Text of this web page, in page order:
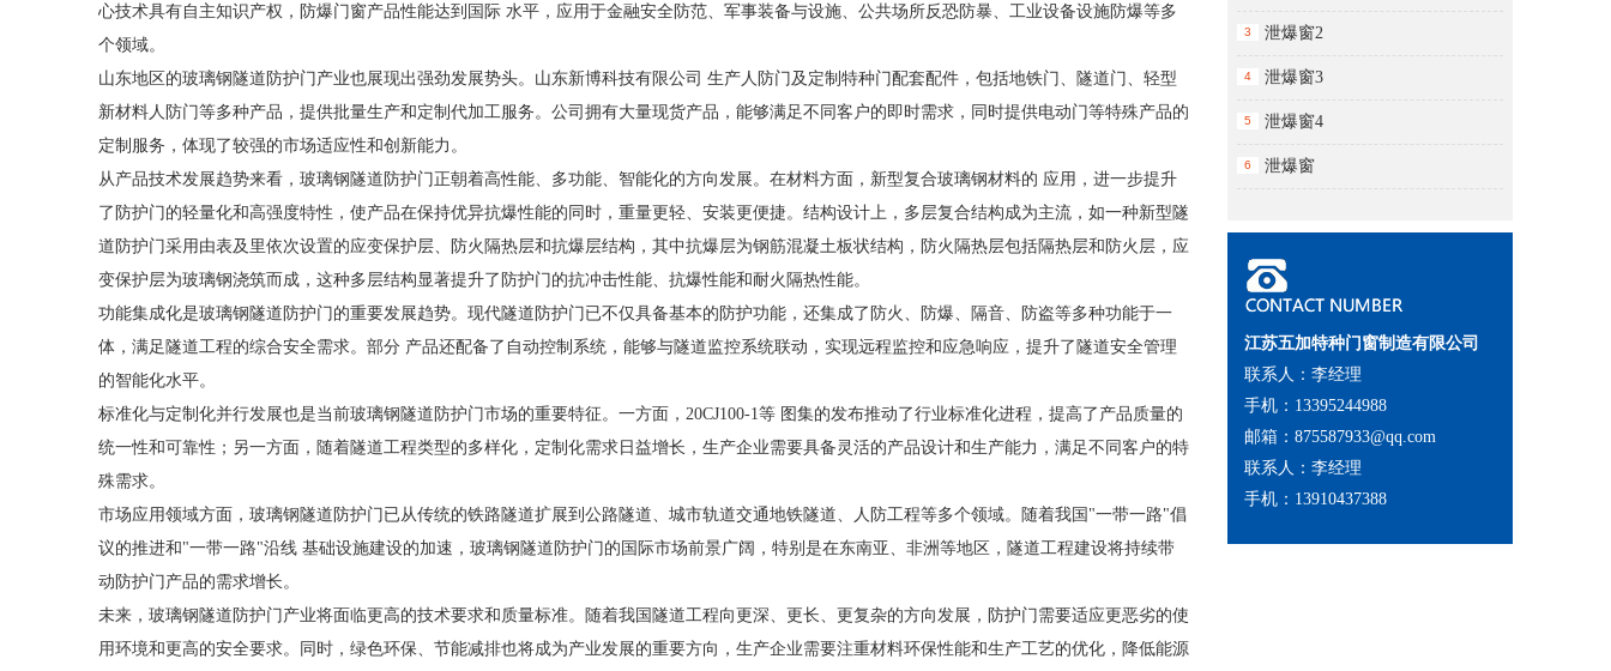
心技术具有自主知识产权，防爆门窗产品性能达到国际 水平，应用于金融安全防范、军事装备与设施、公共场所反恐防暴、工业设备设施防爆等多
个领域。
山东地区的玻璃钢隧道防护门产业也展现出强劲发展势头。山东新博科技有限公司 生产人防门及定制特种门配套配件，包括地铁门、隧道门、轻型
新材料人防门等多种产品，提供批量生产和定制代加工服务。公司拥有大量现货产品，能够满足不同客户的即时需求，同时提供电动门等特殊产品的
定制服务，体现了较强的市场适应性和创新能力。
从产品技术发展趋势来看，玻璃钢隧道防护门正朝着高性能、多功能、智能化的方向发展。在材料方面，新型复合玻璃钢材料的 应用，进一步提升
了防护门的轻量化和高强度特性，使产品在保持优异抗爆性能的同时，重量更轻、安装更便捷。结构设计上，多层复合结构成为主流，如一种新型隧
道防护门采用由表及里依次设置的应变保护层、防火隔热层和抗爆层结构，其中抗爆层为钢筋混凝土板状结构，防火隔热层包括隔热层和防火层，应
变保护层为玻璃钢浇筑而成，这种多层结构显著提升了防护门的抗冲击性能、抗爆性能和耐火隔热性能。
功能集成化是玻璃钢隧道防护门的重要发展趋势。现代隧道防护门已不仅具备基本的防护功能，还集成了防火、防爆、隔音、防盗等多种功能于一
体，满足隧道工程的综合安全需求。部分 产品还配备了自动控制系统，能够与隧道监控系统联动，实现远程监控和应急响应，提升了隧道安全管理
的智能化水平。
标准化与定制化并行发展也是当前玻璃钢隧道防护门市场的重要特征。一方面，20CJ100-1等 图集的发布推动了行业标准化进程，提高了产品质量的
统一性和可靠性；另一方面，随着隧道工程类型的多样化，定制化需求日益增长，生产企业需要具备灵活的产品设计和生产能力，满足不同客户的特
殊需求。
市场应用领域方面，玻璃钢隧道防护门已从传统的铁路隧道扩展到公路隧道、城市轨道交通地铁隧道、人防工程等多个领域。随着我国"一带一路"倡
议的推进和"一带一路"沿线 基础设施建设的加速，玻璃钢隧道防护门的国际市场前景广阔，特别是在东南亚、非洲等地区，隧道工程建设将持续带
动防护门产品的需求增长。
未来，玻璃钢隧道防护门产业将面临更高的技术要求和质量标准。随着我国隧道工程向更深、更长、更复杂的方向发展，防护门需要适应更恶劣的使
用环境和更高的安全要求。同时，绿色环保、节能减排也将成为产业发展的重要方向，生产企业需要注重材料环保性能和生产工艺的优化，降低能源
3 泄爆窗2
4 泄爆窗3
5 泄爆窗4
6 泄爆窗
江苏五加特种门窗制造有限公司
联系人：李经理
手机：13395244988
邮箱：875587933@qq.com
联系人：李经理
手机：13910437388